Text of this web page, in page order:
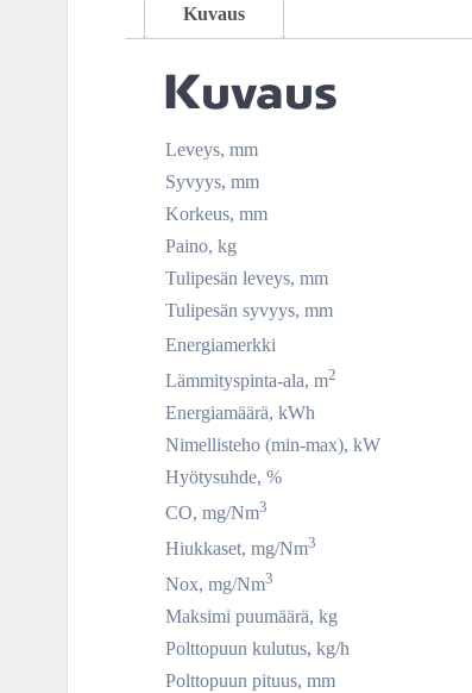
Kuvaus
Kuvaus
Leveys, mm
Syvyys, mm
Korkeus, mm
Paino, kg
Tulipesän leveys, mm
Tulipesän syvyys, mm
Energiamerkki
Lämmityspinta-ala, m2
Energiamäärä, kWh
Nimellisteho (min-max), kW
Hyötysuhde, %
CO, mg/Nm3
Hiukkaset, mg/Nm3
Nox, mg/Nm3
Maksimi puumäärä, kg
Polttopuun kulutus, kg/h
Polttopuun pituus, mm